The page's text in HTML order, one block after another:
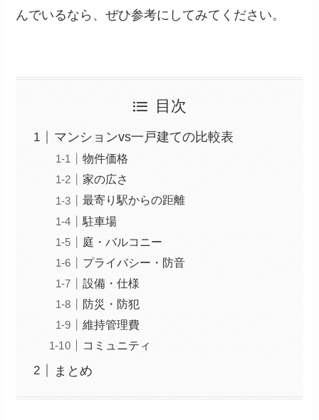
んでいるなら、ぜひ参考にしてみてください。
目次
マンションvs一戸建ての比較表
物件価格
家の広さ
最寄り駅からの距離
駐車場
庭・バルコニー
プライバシー・防音
設備・仕様
防災・防犯
維持管理費
コミュニティ
まとめ